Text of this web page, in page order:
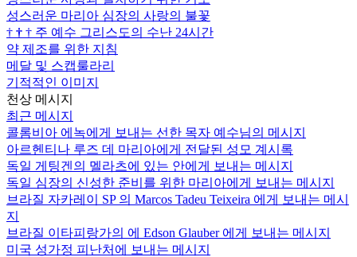
성스러운 마리아 심장의 사랑의 불꽃
† † † 주 예수 그리스도의 수난 24시간
약 제조를 위한 지침
메달 및 스캡룰라리
기적적인 이미지
천상 메시지
최근 메시지
콜롬비아 에녹에게 보내는 선한 목자 예수님의 메시지
아르헨티나 루즈 데 마리아에게 전달된 성모 계시록
독일 게팅겐의 멜라츠에 있는 안에게 보내는 메시지
독일 심장의 신성한 준비를 위한 마리아에게 보내는 메시지
브라질 자카레이 SP 의 Marcos Tadeu Teixeira 에게 보내는 메시
지
브라질 이타피랑가의 에 Edson Glauber 에게 보내는 메시지
미국 성가정 피난처에 보내는 메시지